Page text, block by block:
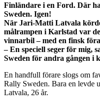
Finländare i en Ford. Där
Sweden. Igen!
När Jari-Matti Latvala
målrampen i Karlstad var
vinnarbil – med en finsk
– En speciell seger för mig,
Sweden för andra gången i
En handfull förare slogs om
Rally Sweden. Bara en levde
Latvala, 26 år.